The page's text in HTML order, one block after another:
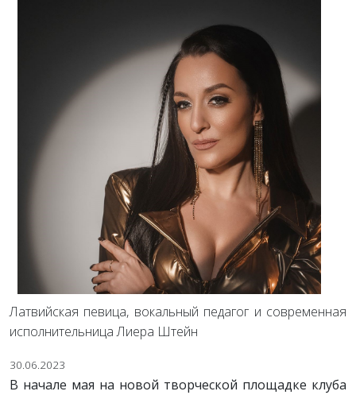
Латвийская певица, вокальный педагог и современная
исполнительница Лиера Штейн
30.06.2023
В начале мая на новой творческой площадке клуба